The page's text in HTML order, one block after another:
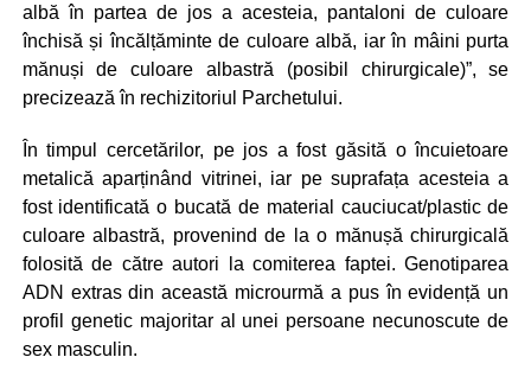
albă în partea de jos a acesteia, pantaloni de culoare
închisă și încălțăminte de culoare albă, iar în mâini purta
mănuși de culoare albastră (posibil chirurgicale)”, se
precizează în rechizitoriul Parchetului.
În timpul cercetărilor, pe jos a fost găsită o încuietoare
metalică aparținând vitrinei, iar pe suprafața acesteia a
fost identificată o bucată de material cauciucat/plastic de
culoare albastră, provenind de la o mănușă chirurgicală
folosită de către autori la comiterea faptei. Genotiparea
ADN extras din această microurmă a pus în evidență un
profil genetic majoritar al unei persoane necunoscute de
sex masculin.